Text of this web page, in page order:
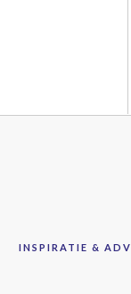
INSPIRATIE &